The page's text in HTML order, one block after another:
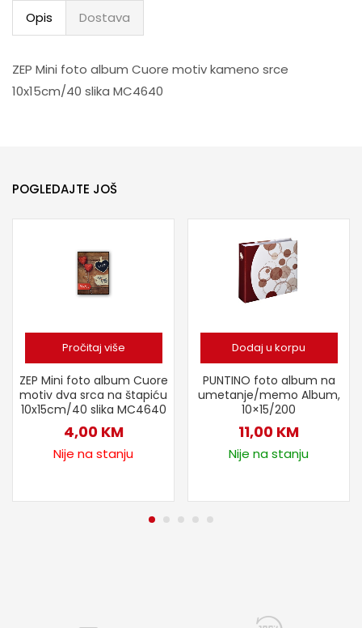
Opis Dostava
ZEP Mini foto album Cuore motiv kameno srce
10x15cm/40 slika MC4640
POGLEDAJTE JOŠ
Pročitaj više
ZEP Mini foto album Cuore
motiv dva srca na štapiću
10x15cm/40 slika MC4640
4,00 KM
Nije na stanju
Dodaj u korpu
PUNTINO foto album na
umetanje/memo Album,
10×15/200
11,00 KM
Nije na stanju